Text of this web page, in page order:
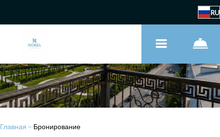
RU
Главная – Бронирование